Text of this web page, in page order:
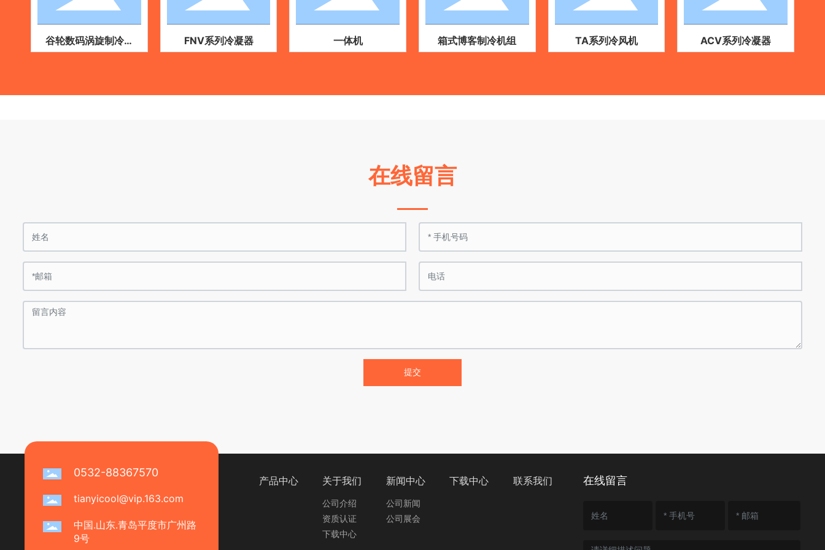
谷轮数码涡旋制冷机
FNV系列冷凝器 一体机 箱式博客制冷机组 TA系列冷风机 ACV系列冷凝器
在线留言
提交
0532-88367570
tianyicool@vip.163.com
中国.山东.青岛平度市广州路
9号
产品中心 关于我们
公司介绍
资质认证
下载中心
新闻中心
公司新闻
公司展会
下载中心 联系我们 在线留言